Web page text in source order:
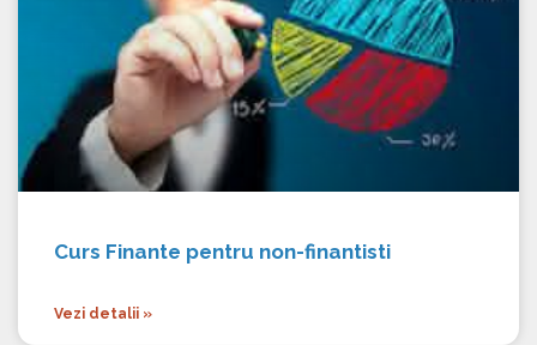
Curs Finante pentru non-finantisti
Vezi detalii »